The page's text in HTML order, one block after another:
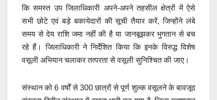
कि समस्त उप जिलाधिकारी अपने-अपने तहसील क्षेत्रों में ऐसे
सभी छोटे एवं बड़े बकायेदारों की सूची तैयार करें, जिन्होंने लंबे
समय से देय राशि जमा नहीं की है या जानबूझकर भुगतान से बच
रहे हैं। जिलाधिकारी ने निर्देशित किया कि इनके विरुद्ध विशेष
वसूली अभियान चलाकर तत्परता से वसूली सुनिश्चित की जाए।
संस्थान को 6 वर्षों से 300 छात्रों से पूर्ण शुल्क वसूलने के बावजूद